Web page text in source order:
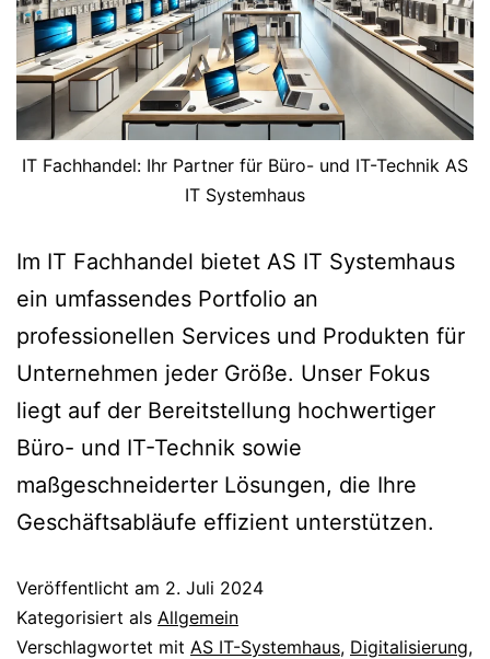
IT Fachhandel: Ihr Partner für Büro- und IT-Technik AS
IT Systemhaus
Im IT Fachhandel bietet AS IT Systemhaus
ein umfassendes Portfolio an
professionellen Services und Produkten für
Unternehmen jeder Größe. Unser Fokus
liegt auf der Bereitstellung hochwertiger
Büro- und IT-Technik sowie
maßgeschneiderter Lösungen, die Ihre
Geschäftsabläufe effizient unterstützen.
Veröffentlicht am 2. Juli 2024
Kategorisiert als Allgemein
Verschlagwortet mit AS IT-Systemhaus, Digitalisierung,